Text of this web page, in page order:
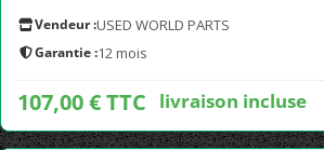
Vendeur :USED WORLD PARTS
Garantie :12 mois
107,00 € TTC livraison incluse